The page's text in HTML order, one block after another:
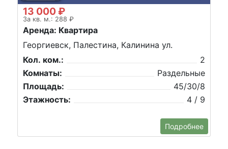
13 000 ₽
За кв. м.: 288 ₽
Аренда: Квартира
Георгиевск, Палестина, Калинина ул.
Кол. ком.:
2
Комнаты:
Раздельные
Площадь:
45/30/8
Этажность:
4 / 9
Подробнее